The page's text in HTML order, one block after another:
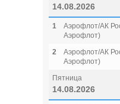
14.08.2026
1
Аэрофлот/АК
Аэрофлот)
2
Аэрофлот/АК
Аэрофлот)
Пятница
14.08.2026